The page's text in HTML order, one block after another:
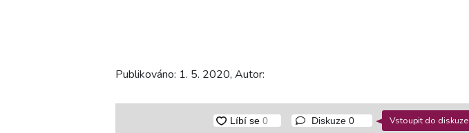
Publikováno: 1. 5. 2020, Autor:
Diskuze0 Vstoupit do diskuze